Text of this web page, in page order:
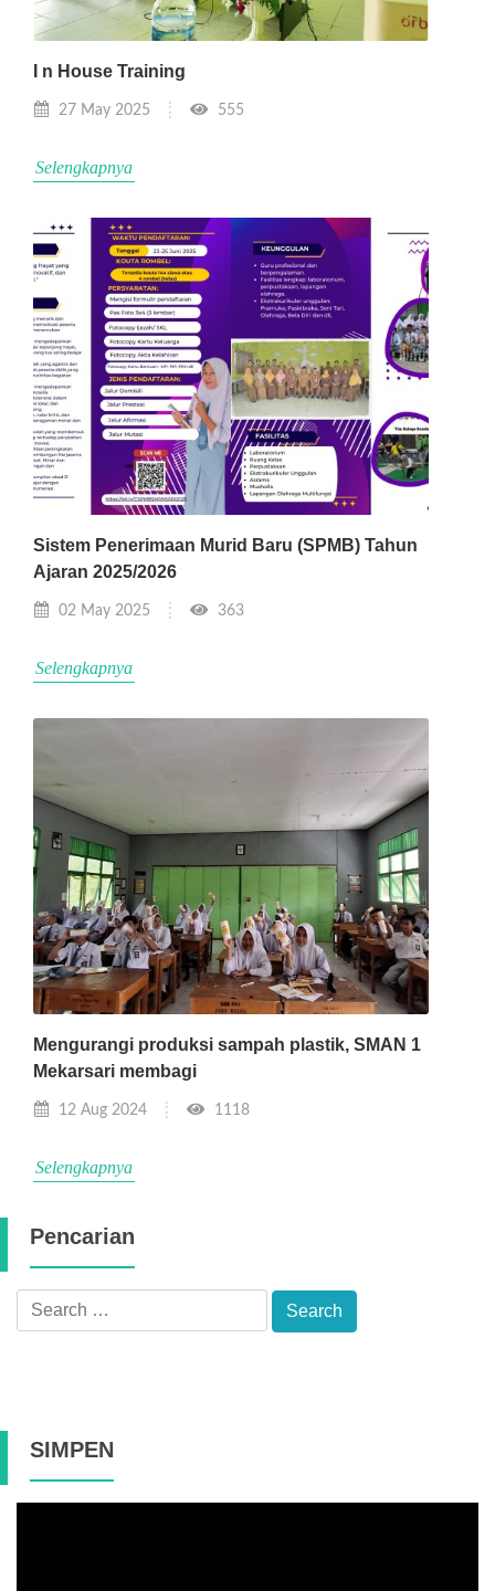
I n House Training
27 May 2025 555
Selengkapnya
Sistem Penerimaan Murid Baru (SPMB) Tahun
Ajaran 2025/2026
02 May 2025 363
Selengkapnya
Mengurangi produksi sampah plastik, SMAN 1
Mekarsari membagi
12 Aug 2024 1118
Selengkapnya
Pencarian
SIMPEN